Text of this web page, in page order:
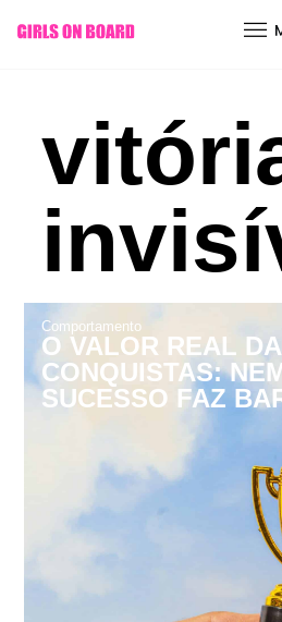
conteúdo
Comportamento
O VALOR REAL
CONQUISTAS:
SUCESSO FAZ